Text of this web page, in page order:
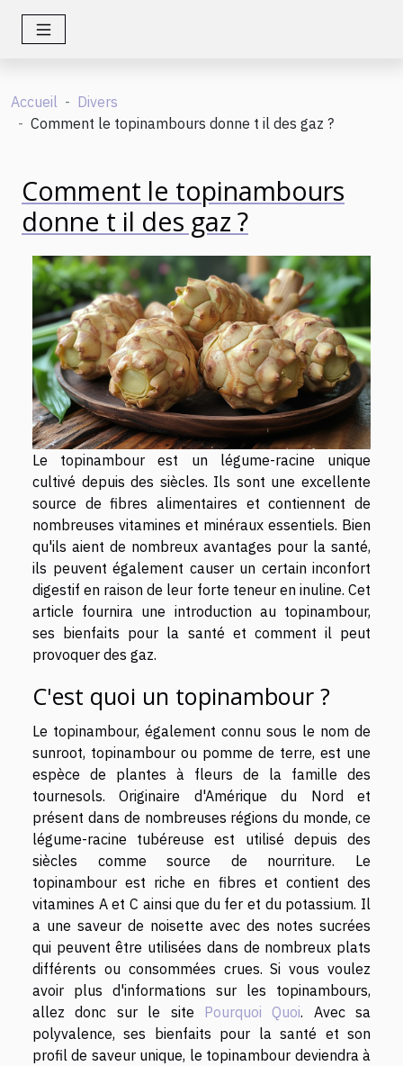
Accueil
Divers
Comment le topinambours donne t il des gaz ?
Comment le topinambours
donne t il des gaz ?
Le topinambour est un légume-racine unique
cultivé depuis des siècles. Ils sont une excellente
source de fibres alimentaires et contiennent de
nombreuses vitamines et minéraux essentiels. Bien
qu'ils aient de nombreux avantages pour la santé,
ils peuvent également causer un certain inconfort
digestif en raison de leur forte teneur en inuline. Cet
article fournira une introduction au topinambour,
ses bienfaits pour la santé et comment il peut
provoquer des gaz.
C'est quoi un topinambour ?
Le topinambour, également connu sous le nom de
sunroot, topinambour ou pomme de terre, est une
espèce de plantes à fleurs de la famille des
tournesols. Originaire d'Amérique du Nord et
présent dans de nombreuses régions du monde, ce
légume-racine tubéreuse est utilisé depuis des
siècles comme source de nourriture. Le
topinambour est riche en fibres et contient des
vitamines A et C ainsi que du fer et du potassium. Il
a une saveur de noisette avec des notes sucrées
qui peuvent être utilisées dans de nombreux plats
différents ou consommées crues. Si vous voulez
avoir plus d'informations sur les topinambours,
allez donc sur le site Pourquoi Quoi. Avec sa
polyvalence, ses bienfaits pour la santé et son
profil de saveur unique, le topinambour deviendra à